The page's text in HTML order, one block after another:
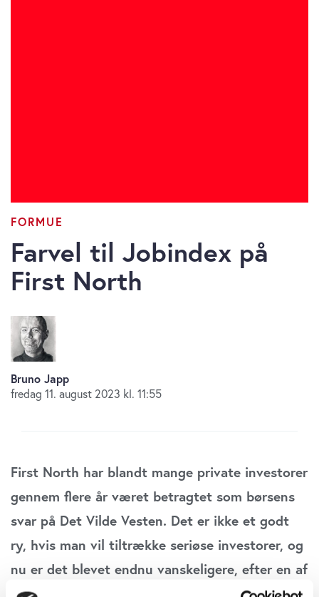
FORMUE
Farvel til Jobindex på
First North
Bruno Japp
fredag 11. august 2023 kl. 11:55
First North har blandt mange private investorer
gennem flere år været betragtet som børsens
svar på Det Vilde Vesten. Det er ikke et godt
ry, hvis man vil tiltrække seriøse investorer, og
nu er det blevet endnu vanskeligere, efter en af
First Norths bedste aktier er forsvundet.